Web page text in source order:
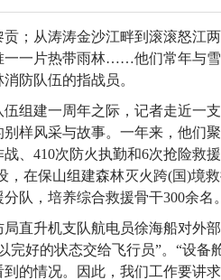
；从涛涛金沙江畔到滚滚怒江
一一片热带雨林……他们常年与
防队伍的指战员。
组建一周年之际，记者走近一
样风采与故事。一年来，他们
、410次防火执勤和6次抢险救
，在保山组建森林灭火跨(国)境
队，培养综合救援骨干300余名
直升机支队航电员徐海船对外
完好的状态交给飞行员”。“设备
的情况。因此，我们工作要讲